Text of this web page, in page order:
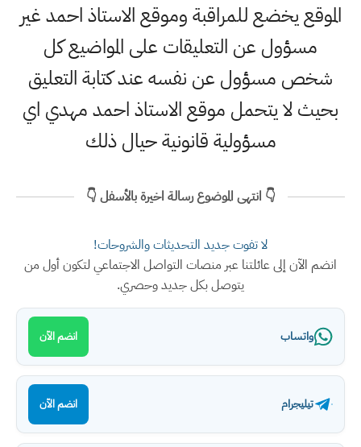
الموقع يخضع للمراقبة وموقع الاستاذ احمد غير
مسؤول عن التعليقات على المواضيع كل
شخص مسؤول عن نفسه عند كتابة التعليق
بحيث لا يتحمل موقع الاستاذ احمد مهدي اي
مسؤولية قانونية حيال ذلك
👇 انتهى الموضوع رسالة اخيرة بالأسفل 👇
لا تفوت جديد التحديثات والشروحات!
انضم الآن إلى عائلتنا عبر منصات التواصل الاجتماعي لتكون أول من
يتوصل بكل جديد وحصري.
واتساب انضم الآن
تيليجرام انضم الآن